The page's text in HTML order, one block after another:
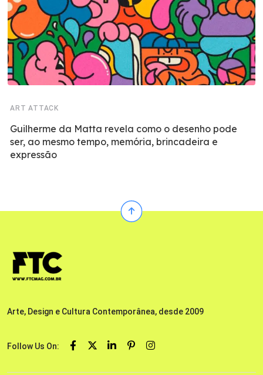
ART ATTACK
Guilherme da Matta revela como o desenho pode
ser, ao mesmo tempo, memória, brincadeira e
expressão
Arte, Design e Cultura Contemporânea, desde 2009
Follow Us On: